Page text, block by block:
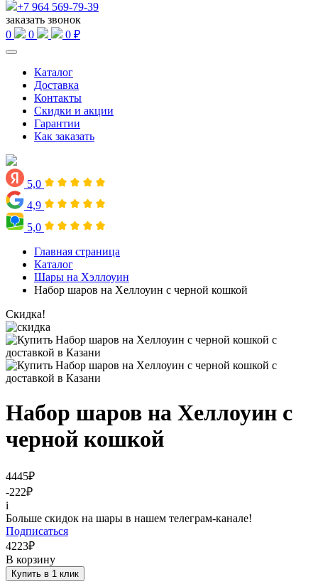
+7 964 569-79-39
заказать звонок
0
0 0 ₽
Каталог
Доставка
Контакты
Скидки и акции
Гарантии
Как заказать
5,0
4,9
5,0
Главная страница
Каталог
Шары на Хэллоуин
Набор шаров на Хеллоуин с черной кошкой
Скидка!
Набор шаров на Хеллоуин с
черной кошкой
4445₽
-222₽
i
Больше скидок на шары в нашем телеграм-канале!
Подписаться
4223₽
В корзину
Купить в 1 клик